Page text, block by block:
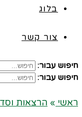
בלוג
צור קשר
חיפוש עבור:
חיפוש עבור:
ראשי » הרצאות